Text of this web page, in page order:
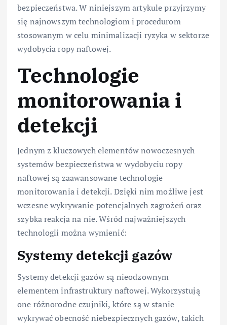
bezpieczeństwa. W niniejszym artykule przyjrzymy
się najnowszym technologiom i procedurom
stosowanym w celu minimalizacji ryzyka w sektorze
wydobycia ropy naftowej.
Technologie
monitorowania i
detekcji
Jednym z kluczowych elementów nowoczesnych
systemów bezpieczeństwa w wydobyciu ropy
naftowej są zaawansowane technologie
monitorowania i detekcji. Dzięki nim możliwe jest
wczesne wykrywanie potencjalnych zagrożeń oraz
szybka reakcja na nie. Wśród najważniejszych
technologii można wymienić:
Systemy detekcji gazów
Systemy detekcji gazów są nieodzownym
elementem infrastruktury naftowej. Wykorzystują
one różnorodne czujniki, które są w stanie
wykrywać obecność niebezpiecznych gazów, takich